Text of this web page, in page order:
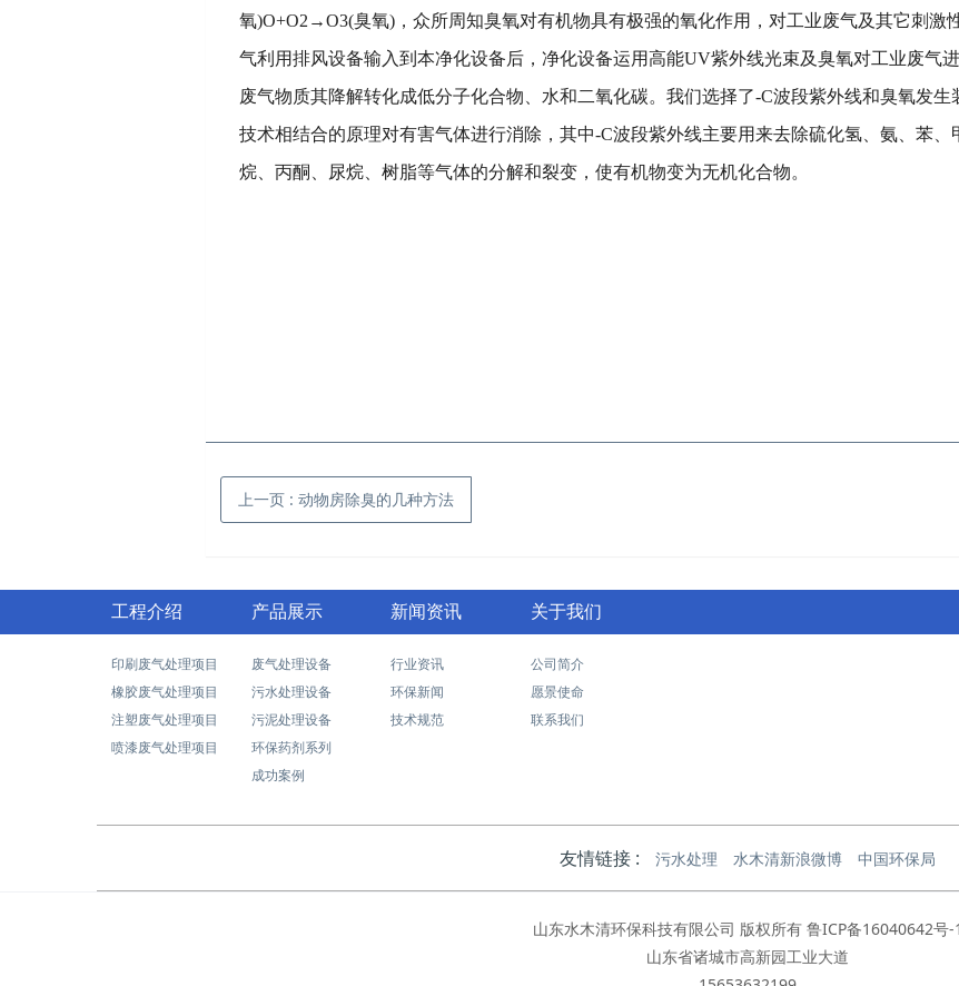
氧)O+O2→O3(臭氧)，众所周知臭氧对有机物具有极强的氧化作用，对工业废气及其它刺激
气利用排风设备输入到本净化设备后，净化设备运用高能UV紫外线光束及臭氧对工业废气
废气物质其降解转化成低分子化合物、水和二氧化碳。我们选择了-C波段紫外线和臭氧发
技术相结合的原理对有害气体进行消除，其中-C波段紫外线主要用来去除硫化氢、氨、苯
烷、丙酮、尿烷、树脂等气体的分解和裂变，使有机物变为无机化合物。
上一页 : 动物房除臭的几种方法
工程介绍
印刷废气处理项目
橡胶废气处理项目
注塑废气处理项目
喷漆废气处理项目
产品展示
废气处理设备
污水处理设备
污泥处理设备
环保药剂系列
成功案例
新闻资讯
行业资讯
环保新闻
技术规范
关于我们
公司简介
愿景使命
联系我们
友情链接 : 污水处理 水木清新浪微博 中国环保局
山东水木清环保科技有限公司 版权所有 鲁ICP备16040642号-1
山东省诸城市高新园工业大道